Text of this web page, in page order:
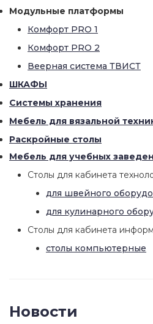
Модульные платформы
Комфорт PRO 1
Комфорт PRO 2
Веерная система ТВИСТ
ШКАФЫ
Системы хранения
Мебель для вязальной
Раскройные столы
Мебель для учебных
Столы для кабинета
для швейного
для кулинарного
Столы для кабинета
столы компьютерные
Новости